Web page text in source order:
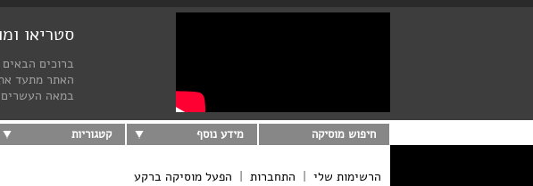
סטריאו
ברוכים
האתר מתעד
במאה
חיפוש מוסיקה מידע נוסף קטגוריות
הרשימות שלי | התחברות | הפעל מוסיקה ברקע